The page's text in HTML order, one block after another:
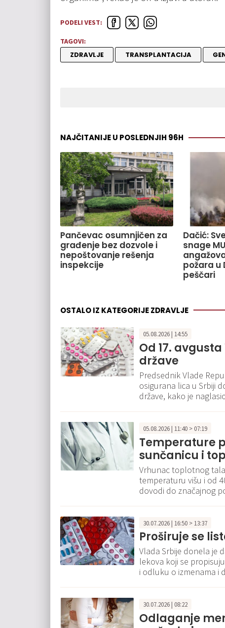
PODELI VEST:
TAGOVI:
ZDRAVLJE TRANSPLANTACIJA
NAJČITANIJE U POSLEDNJIH 96H
Pančevac osumnjičen za
građenje bez dozvole i
nepoštovanje rešenja
inspekcije
Dačić:
snage
požara u
peščari
OSTALO IZ KATEGORIJE ZDRAVLJE
05.08.2026 | 14:55
Od 17.
države
Predsednik Vlade
osigurana lica u Srbiji
države, kako je
05.08.2026 | 11:40 > 07:19
Temperature
sunčanicu i
Vrhunac toplotnog
temperaturu višu i od
dovodi do značajnog
30.07.2026 | 16:50 > 13:37
Proširuje se
Vlada Srbije donela je
lekova koji se
i odluku o izmenama
30.07.2026 | 08:22
Odlaganje